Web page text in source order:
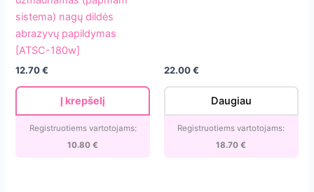
užmaunamas
(papmam
nagų
dildės
papildymas
sistema) nagų dildės
abrazyvų papildymas
[ATSC-180w]
12.70€
Į krepšelį
Registruotiems vartotojams:
10.80€
22.00€
Daugiau
Registruotiems vartotojams:
18.70€